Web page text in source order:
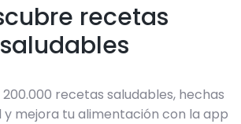
recetas
saludables
recetas saludables, hechas
mejora tu alimentación con la app